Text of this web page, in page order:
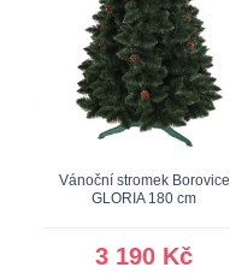
Vánoční stromek Borovice
GLORIA 180 cm
3 190 Kč